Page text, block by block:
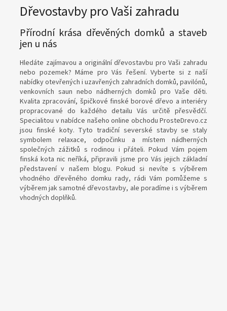
Dřevostavby pro Vaši zahradu
Přírodní krása dřevěných domků a staveb
jen u nás
Hledáte zajímavou a originální dřevostavbu pro Vaši zahradu
nebo pozemek? Máme pro Vás řešení. Vyberte si z naší
nabídky otevřených i uzavřených zahradních domků, pavilónů,
venkovních saun nebo nádherných domků pro Vaše děti.
Kvalita zpracování, špičkové finské borové dřevo a interiéry
propracované do každého detailu Vás určitě přesvědčí.
Specialitou v nabídce našeho online obchodu ProsteDrevo.cz
jsou finské koty. Tyto tradiční severské stavby se staly
symbolem relaxace, odpočinku a místem nádherných
společných zážitků s rodinou i přáteli. Pokud Vám pojem
finská kota nic neříká, připravili jsme pro Vás jejich základní
představení v našem blogu. Pokud si nevíte s výběrem
vhodného dřevěného domku rady, rádi Vám pomůžeme s
výběrem jak samotné dřevostavby, ale poradíme i s výběrem
vhodných doplňků.